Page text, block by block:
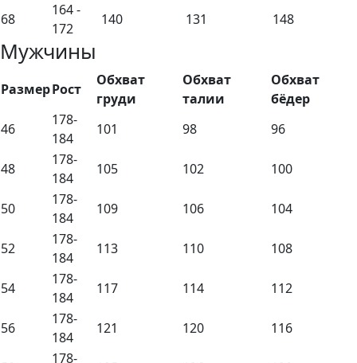
68
164 -
172
140 131 148
Мужчины
РазмерРост
Обхват
груди
Обхват
талии
Обхват
бёдер
46
178-
184
101 98 96
48
178-
184
105 102 100
50
178-
184
109 106 104
52
178-
184
113 110 108
54
178-
184
117 114 112
56
178-
184
121 120 116
178-